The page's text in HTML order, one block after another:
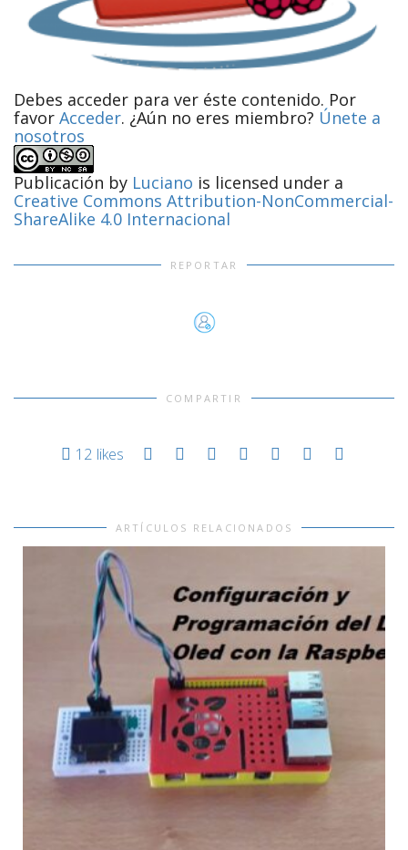
Debes acceder para ver éste contenido. Por
favor Acceder. ¿Aún no eres miembro? Únete a
nosotros
Publicación by Luciano is licensed under a
Creative Commons Attribution-NonCommercial-
ShareAlike 4.0 Internacional
REPORTAR
COMPARTIR
12 likes
ARTÍCULOS RELACIONADOS